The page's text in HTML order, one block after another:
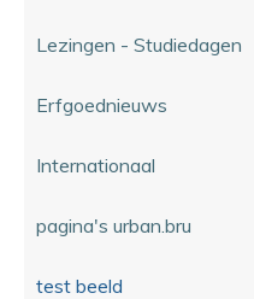
Lezingen - Studiedagen
Erfgoednieuws
Internationaal
pagina's urban.bru
test beeld